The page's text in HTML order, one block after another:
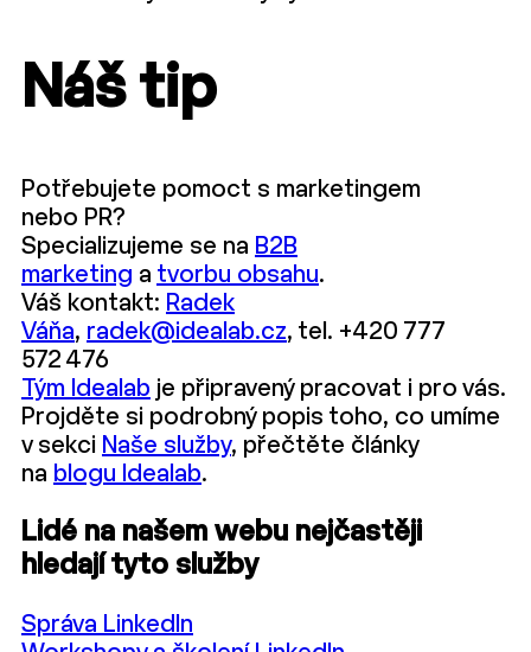
Náš tip
Potřebujete pomoct s marketingem
nebo PR?
Specializujeme se na B2B
marketing a tvorbu obsahu.
Váš kontakt: Radek
Váňa, radek@idealab.cz, tel. +420 777
572 476
Tým Idealab je připravený pracovat i pro vás.
Projděte si podrobný popis toho, co umíme
v sekci Naše služby, přečtěte články
na blogu Idealab.
Lidé na našem webu nejčastěji
hledají tyto služby
Správa LinkedIn